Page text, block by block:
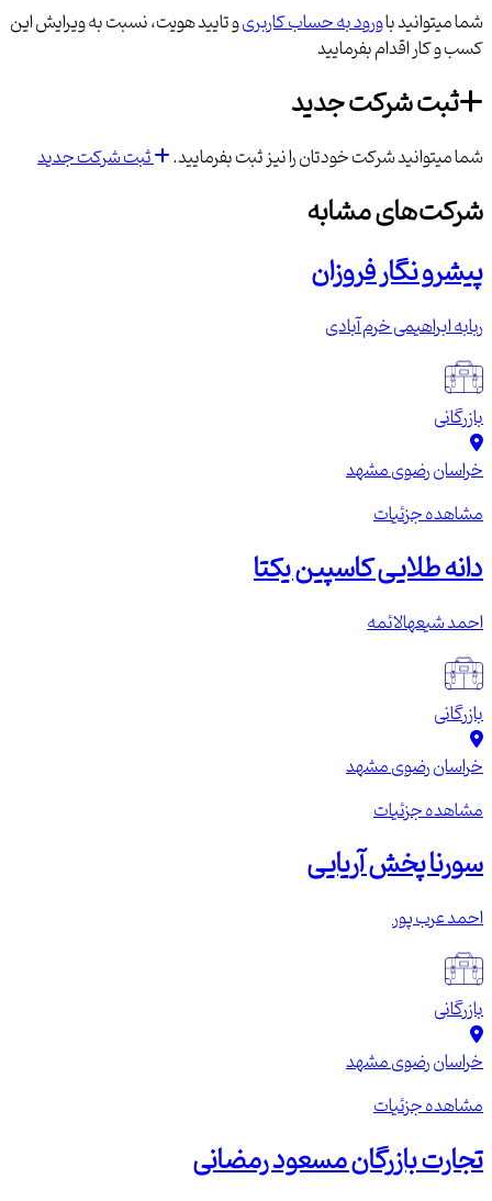
شما میتوانید باورود به حساب کاربریو تایید هویت، نسبت به ویرایش این
کسب و کار اقدام بفرمایید
ثبت شرکت جدید
شما میتوانید شرکت خودتان را نیز ثبت بفرمایید. ثبت شرکت جدید
شرکت‌های مشابه
پیشرو نگار فروزان
ربابه ابراهیمی خرم آبادی
بازرگانی
خراسان رضویمشهد
مشاهده جزئیات
دانه طلایی کاسپین یکتا
احمد شیعهالائمه
بازرگانی
خراسان رضویمشهد
مشاهده جزئیات
سورنا پخش آریایی
احمد عرب پور
بازرگانی
خراسان رضویمشهد
مشاهده جزئیات
تجارت بازرگان مسعود رمضانی